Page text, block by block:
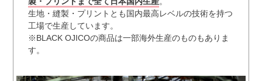
生地・縫製・プリントとも国内最高レベルの技術を持つ
工場で生産しています。
※BLACK OJICOの商品は一部海外生産のものもありま
す。